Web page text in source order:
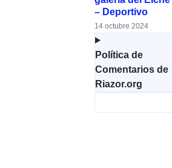
– Deportivo
14 octubre 2024
Política de
Comentarios de
Riazor.org